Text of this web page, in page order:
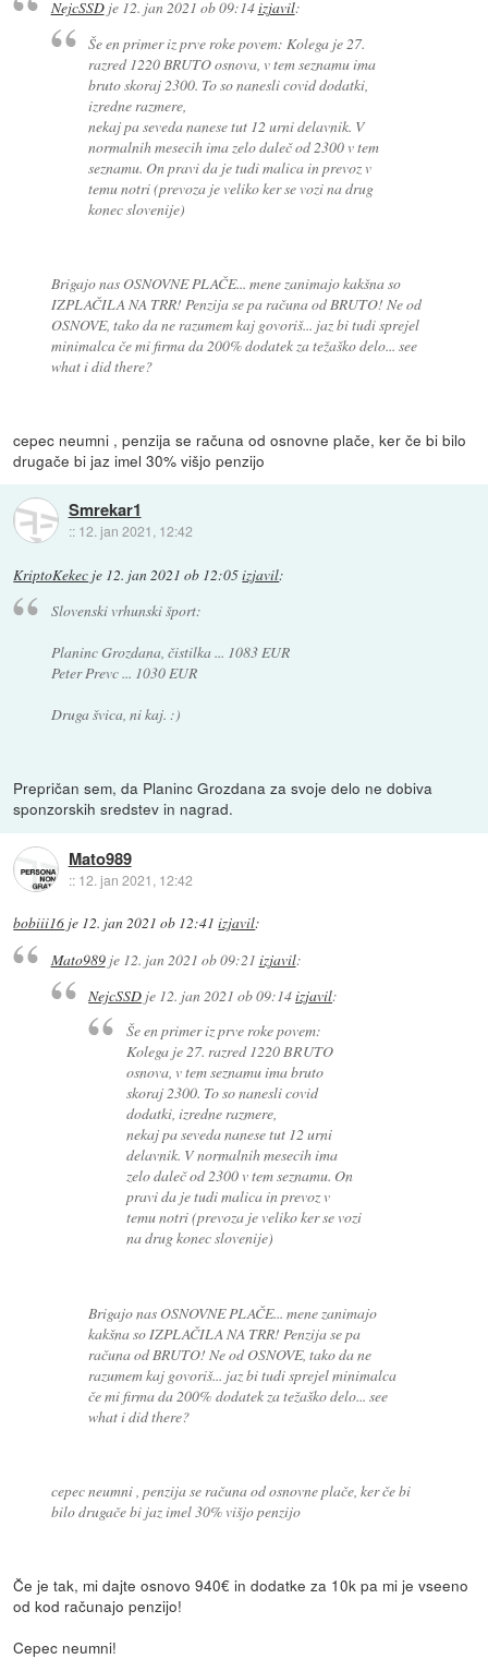
NejcSSDje 12. jan 2021 ob 09:14izjavil:
Še en primer iz prve roke povem: Kolega je 27.
razred 1220 BRUTO osnova, v tem seznamu ima
bruto skoraj 2300. To so nanesli covid dodatki,
izredne razmere,
nekaj pa seveda nanese tut 12 urni delavnik. V
normalnih mesecih ima zelo daleč od 2300 v tem
seznamu. On pravi da je tudi malica in prevoz v
temu notri (prevoza je veliko ker se vozi na drug
konec slovenije)
Brigajo nas OSNOVNE PLAČE... mene zanimajo kakšna so
IZPLAČILA NA TRR! Penzija se pa računa od BRUTO! Ne od
OSNOVE, tako da ne razumem kaj govoriš... jaz bi tudi sprejel
minimalca če mi firma da 200% dodatek za težaško delo... see
what i did there?
cepec neumni , penzija se računa od osnovne plače, ker če bi bilo
drugače bi jaz imel 30% višjo penzijo
Smrekar1
:: 12. jan 2021, 12:42
KriptoKekec je 12. jan 2021 ob 12:05izjavil:
Slovenski vrhunski šport:
Planinc Grozdana, čistilka ... 1083 EUR
Peter Prevc ... 1030 EUR
Druga švica, ni kaj. :)
Prepričan sem, da Planinc Grozdana za svoje delo ne dobiva
sponzorskih sredstev in nagrad.
Mato989
:: 12. jan 2021, 12:42
bobiii16 je 12. jan 2021 ob 12:41 izjavil:
Mato989je 12. jan 2021 ob 09:21 izjavil:
NejcSSD je 12. jan 2021 ob 09:14izjavil:
Še en primer iz prve roke povem:
Kolega je 27. razred 1220 BRUTO
osnova, v tem seznamu ima bruto
skoraj 2300. To so nanesli covid
dodatki, izredne razmere,
nekaj pa seveda nanese tut 12 urni
delavnik. V normalnih mesecih ima
zelo daleč od 2300 v tem seznamu. On
pravi da je tudi malica in prevoz v
temu notri (prevoza je veliko ker se vozi
na drug konec slovenije)
Brigajo nas OSNOVNE PLAČE... mene zanimajo
kakšna so IZPLAČILA NA TRR! Penzija se pa
računa od BRUTO! Ne od OSNOVE, tako da ne
razumem kaj govoriš... jaz bi tudi sprejel minimalca
če mi firma da 200% dodatek za težaško delo... see
what i did there?
cepec neumni , penzija se računa od osnovne plače, ker če bi
bilo drugače bi jaz imel 30% višjo penzijo
Če je tak, mi dajte osnovo 940€ in dodatke za 10k pa mi je vseeno
od kod računajo penzijo!
Cepec neumni!